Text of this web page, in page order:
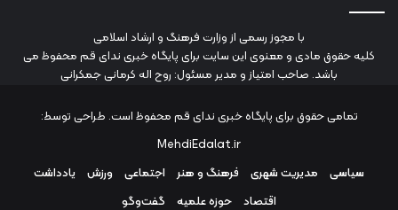
با مجوز رسمی از وزارت فرهنگ و ارشاد اسلامی
کلیه حقوق مادی و معنوی این سایت برای پایگاه خبری ندای قم محفوظ می
باشد. صاحب امتیاز و مدیر مسئول: روح اله کرمانی جمکرانی
تمامی حقوق برای پایگاه خبری ندای قم محفوظ است. طراحی توسط:
MehdiEdalat.ir
سیاسی
مدیریت شهری فرهنگ و هنر اجتماعی ورزش
یادداشت
اقتصاد
حوزه علمیه گفت‌وگو